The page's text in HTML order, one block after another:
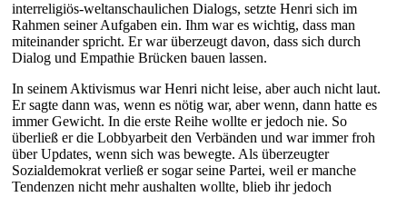
interreligiös-weltanschaulichen Dialogs, setzte Henri sich im
Rahmen seiner Aufgaben ein. Ihm war es wichtig, dass man
miteinander spricht. Er war überzeugt davon, dass sich durch
Dialog und Empathie Brücken bauen lassen.
In seinem Aktivismus war Henri nicht leise, aber auch nicht laut.
Er sagte dann was, wenn es nötig war, aber wenn, dann hatte es
immer Gewicht. In die erste Reihe wollte er jedoch nie. So
überließ er die Lobbyarbeit den Verbänden und war immer froh
über Updates, wenn sich was bewegte. Als überzeugter
Sozialdemokrat verließ er sogar seine Partei, weil er manche
Tendenzen nicht mehr aushalten wollte, blieb ihr jedoch